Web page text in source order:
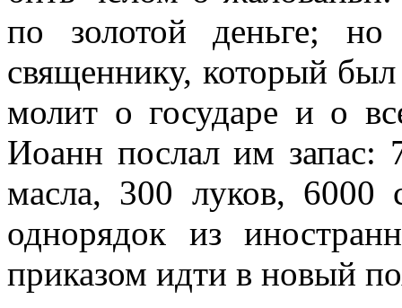
по золотой деньге;
священнику, который
молит о государе и о
Иоанн послал им запас:
масла, 300 луков, 6000
однорядок из
приказом идти в новый